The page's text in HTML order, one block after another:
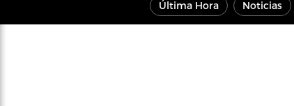
Última Hora Noticias